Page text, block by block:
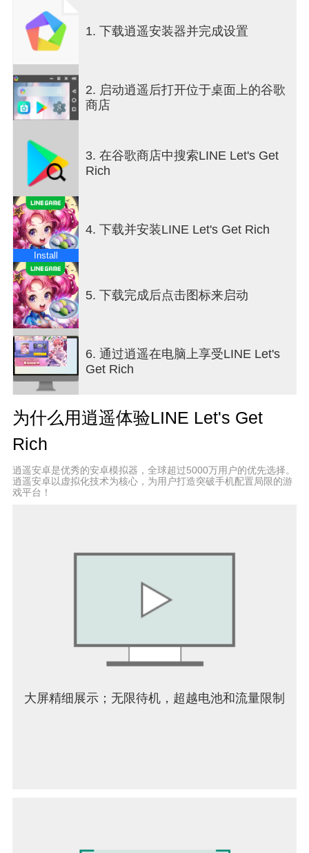
老大！无论你是摧毁城市、建造地标还是完成改变
游戏规则的动作，刺激都不会停止。
隆重推出游戏规则改变者：“赛季服务器”，原汁原味
的全新体验！
赛季服务器是一个只能使用特定角色卡和吊坠进行
游戏的服务器。
新模式“标签匹配” - 在此模式下，玩家可以携带两个
角色及其吊坠进入比赛。
新地图“糖果工厂地图” – 最新更新的地图是在月球上
发射的糖果工厂！
您准备好掷骰子并领取您的财富了吗？召集你的团
队，开始成为亿万富翁的旅程！
1. 下载逍遥安装器并完成设置
2. 启动逍遥后打开位于桌面上的谷歌
商店
3. 在谷歌商店中搜索LINE Let's Get
Rich
Install
4. 下载并安装LINE Let's Get Rich
5. 下载完成后点击图标来启动
6. 通过逍遥在电脑上享受LINE Let's
Get Rich
为什么用逍遥体验LINE Let's Get
Rich
逍遥安卓是优秀的安卓模拟器，全球超过5000万用户的优先选择。
逍遥安卓以虚拟化技术为核心，为用户打造突破手机配置局限的游
戏平台！
大屏精细展示；无限待机，超越电池和流量限制